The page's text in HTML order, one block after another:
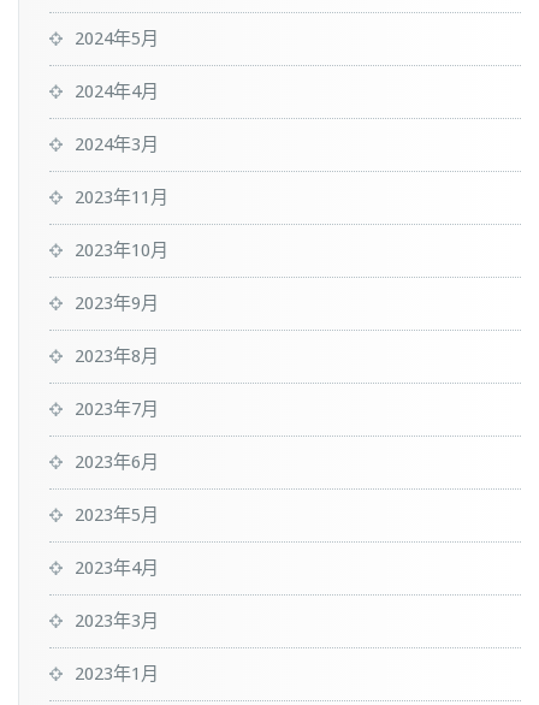
2024年5月
2024年4月
2024年3月
2023年11月
2023年10月
2023年9月
2023年8月
2023年7月
2023年6月
2023年5月
2023年4月
2023年3月
2023年1月